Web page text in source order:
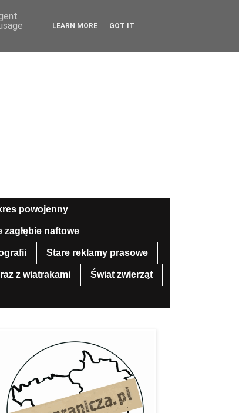
powojenny
naftowe
Stare reklamy prasowe
z wiatrakami Świat zwierząt
LEARN MORE GOT IT